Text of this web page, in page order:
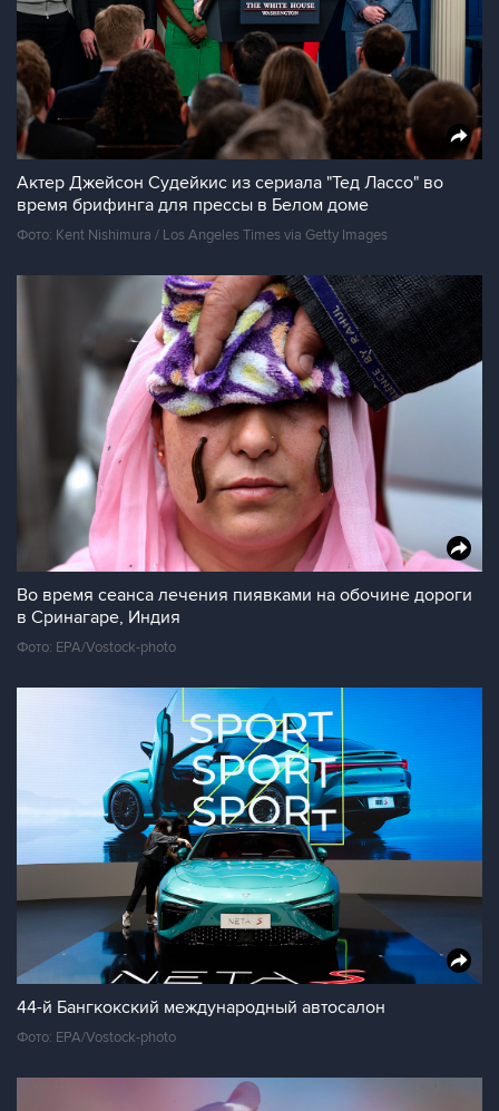
Актер Джейсон Судейкис из сериала "Тед Лассо" во
время брифинга для прессы в Белом доме
Фото: Kent Nishimura / Los Angeles Times via Getty Images
Во время сеанса лечения пиявками на обочине дороги
в Сринагаре, Индия
Фото: EPA/Vostock-photo
44-й Бангкокский международный автосалон
Фото: EPA/Vostock-photo